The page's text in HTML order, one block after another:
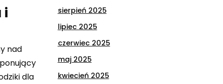
i
nad
dla
sierpień 2025
lipiec 2025
czerwiec 2025
maj 2025
kwiecień 2025